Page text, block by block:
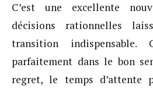
C’est une excellente
décisions rationnelles
transition indispensable.
parfaitement dans le bon
regret, le temps d’attente